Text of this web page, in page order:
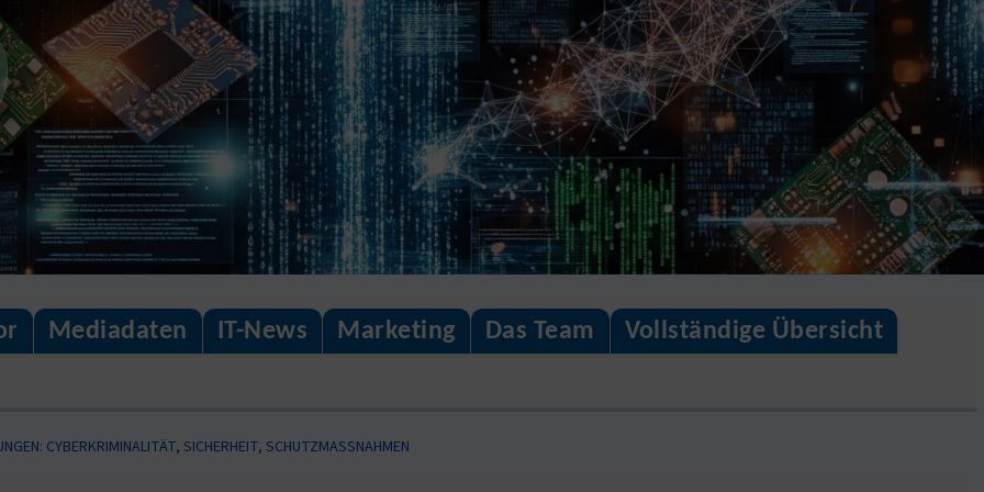
Mediadaten IT-News Marketing Das Team
Vollständige Übersicht
CYBERKRIMINALITÄT, SICHERHEIT, SCHUTZMASSNAHMEN